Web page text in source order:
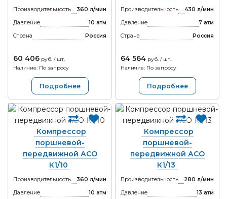
Производительность
360 л/мин
Давление
10 атм
Страна
Россия
60 406 руб. / шт.
Наличие: По запросу
Подробнее
Производительность
430 л/мин
Давление
7 атм
Страна
Россия
64 564 руб. / шт.
Наличие: По запросу
Подробнее
Компрессор
поршневой-
передвижной АСО
К1/10
Производительность
360 л/мин
Давление
10 атм
Компрессор
поршневой-
передвижной АСО
К1/13
Производительность
280 л/мин
Давление
13 атм